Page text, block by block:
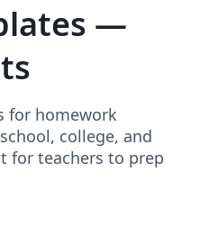
—
for homework
college, and
for teachers to prep